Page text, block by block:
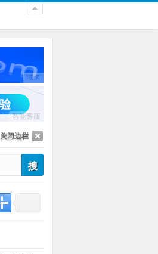
域名
智能客服
关闭边栏